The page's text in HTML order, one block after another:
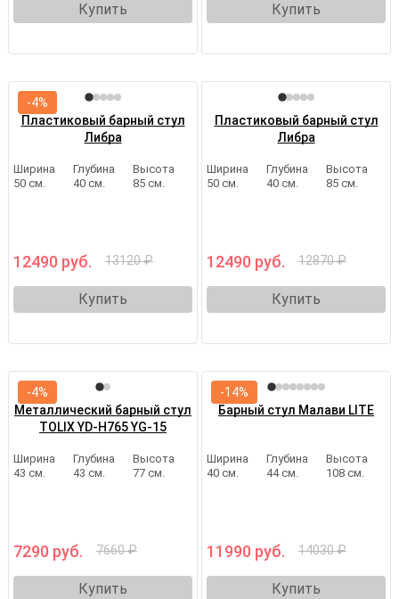
Купить Купить
Пластиковый барный стул
Либра
Ширина
50 см.
Глубина
40 см.
Высота
85 см.
12490 руб. 13120 ₽
Купить
-4%
Пластиковый барный стул
Либра
Ширина
50 см.
Глубина
40 см.
Высота
85 см.
12490 руб. 12870 ₽
Купить
Металлический барный стул
TOLIX YD-H765 YG-15
Ширина
43 см.
Глубина
43 см.
Высота
77 см.
7290 руб. 7660 ₽
Купить
-4%
Барный стул Малави LITE
Ширина
40 см.
Глубина
44 см.
Высота
108 см.
11990 руб. 14030 ₽
Купить
-14%